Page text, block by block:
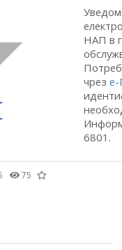
НАП в
чрез е-
6801.
75